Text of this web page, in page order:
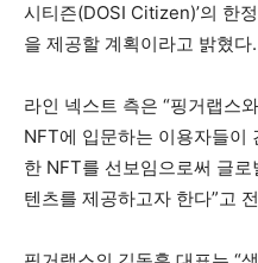
시티즌(DOSI Citizen)’의 한
을 제공할 계획이라고 밝혔다.
라인 넥스트 측은 “핑거랩스
NFT에 입문하는 이용자들이
한 NFT를 선보임으로써 글
텐츠를 제공하고자 한다”고